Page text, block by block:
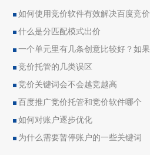
如何使用竞价软件有效解决百度竞价
中的恶点问题
什么是分匹配模式出价
一个单元里有几条创意比较好？如果
删除创意会导致账户流量突然下降吗？
竞价托管的几类误区
竞价关键词会不会越竞越高
百度推广竞价托管和竞价软件哪个
好？
如何对账户逐步优化
为什么需要暂停账户的一些关键词